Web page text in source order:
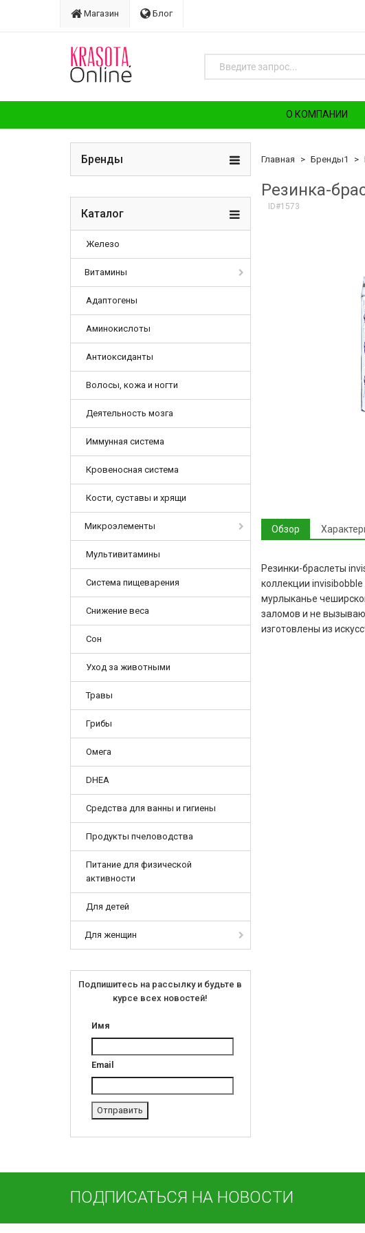
Магазин Блог
О КОМПАНИИ
Бренды
Каталог
Железо
Витамины
Адаптогены
Аминокислоты
Антиоксиданты
Волосы, кожа и ногти
Деятельность мозга
Иммунная система
Кровеносная система
Кости, суставы и хрящи
Микроэлементы
Мультивитамины
Система пищеварения
Снижение веса
Сон
Уход за животными
Травы
Грибы
Омега
DHEA
Средства для ванны и гигиены
Продукты пчеловодства
Питание для физической
активности
Для детей
Для женщин
Подпишитесь на рассылку и будьте в
курсе всех новостей!
Имя
Email
Главная Бренды1
Резинка-
ID#1573
Обзор
Резинки-браслеты
коллекции invisibobble
мурлыканье
заломов и не
изготовлены из
ПОДПИСАТЬСЯ НА НОВОСТИ